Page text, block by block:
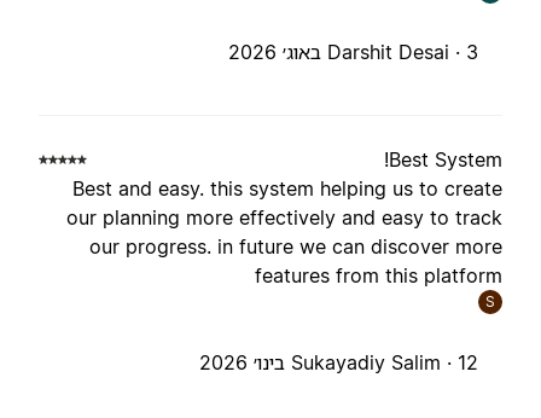
Darshit Desai ·
Best
Best and easy. this system helping us to
our planning more effectively and easy to
our progress. in future we can discover
features from this
Sukayadiy Salim ·